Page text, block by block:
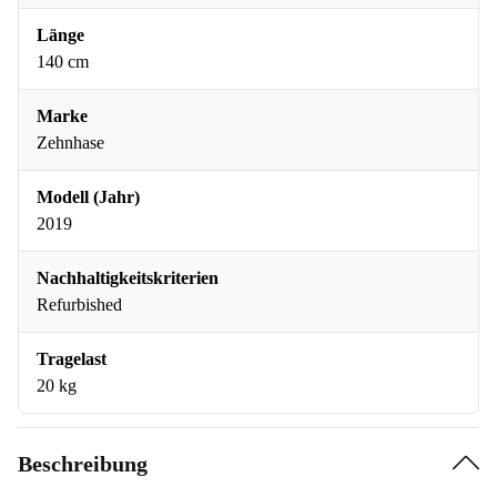
Länge
140 cm
Marke
Zehnhase
Modell (Jahr)
2019
Nachhaltigkeitskriterien
Refurbished
Tragelast
20 kg
Beschreibung